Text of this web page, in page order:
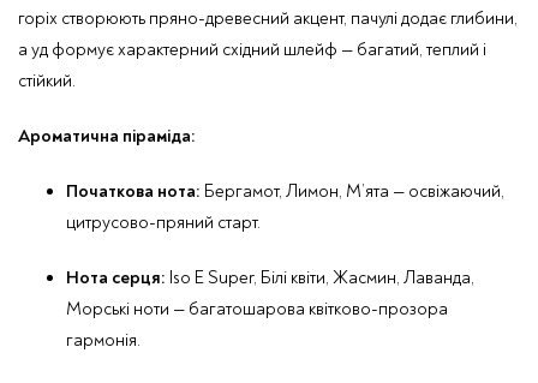
горіх створюють пряно-древесний акцент, пачулі додає глибини,
а уд формує характерний східний шлейф — багатий, теплий і
стійкий.
Ароматична піраміда:
Початкова нота: Бергамот, Лимон, М’ята — освіжаючий,
цитрусово-пряний старт.
Нота серця: Iso E Super, Білі квіти, Жасмин, Лаванда,
Морські ноти — багатошарова квітково-прозора
гармонія.